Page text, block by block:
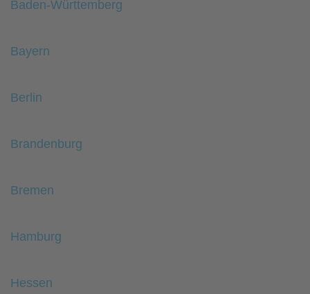
Baden-Württemberg
Bayern
Berlin
Brandenburg
Bremen
Hamburg
Hessen